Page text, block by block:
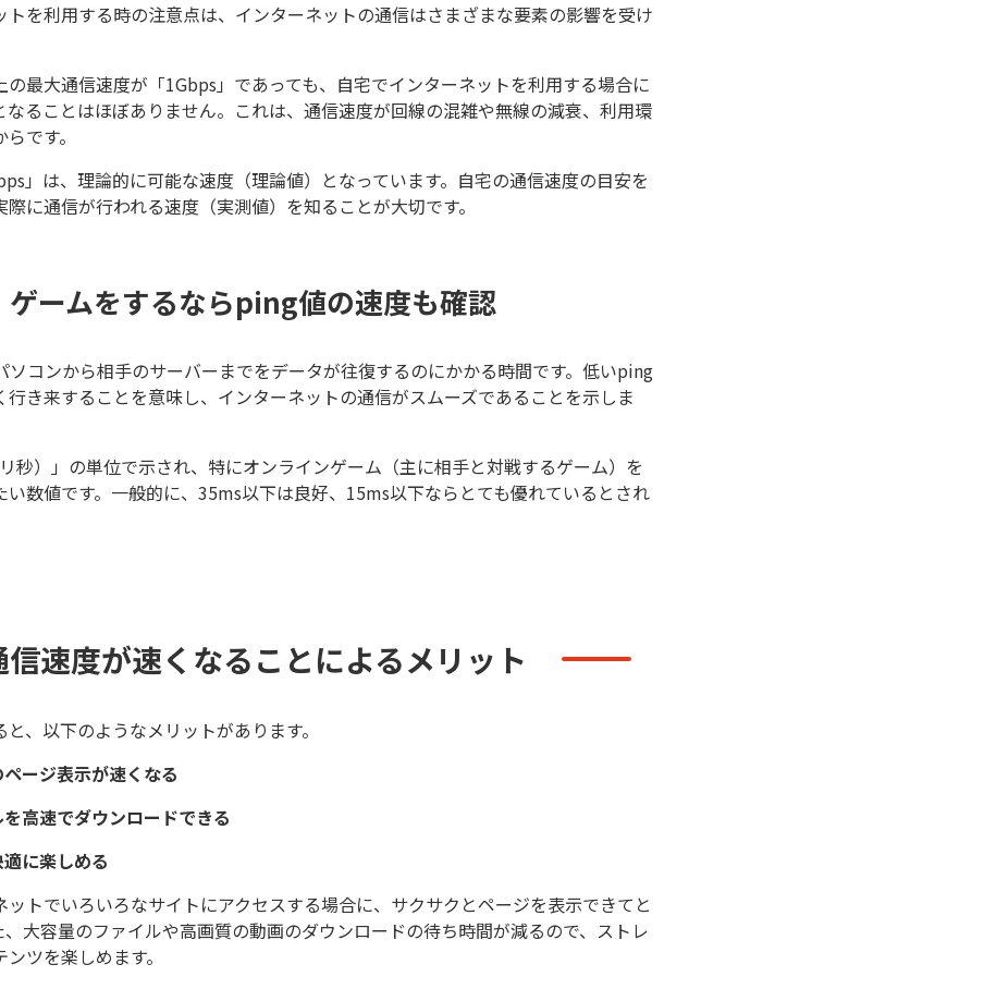
トを利用する時の注意点は、インターネットの通信はさまざまな要素の影響を受け
の最大通信速度が「1Gbps」であっても、自宅でインターネットを利用する場合に
ることはほぼありません。これは、通信速度が回線の混雑や無線の減衰、利用環
です。
」は、理論的に可能な速度（理論値）となっています。自宅の通信速度の目安を
に通信が行われる速度（実測値）を知ることが大切です。
ゲームをするならping値の速度も確認
ソコンから相手のサーバーまでをデータが往復するのにかかる時間です。低いping
行き来することを意味し、インターネットの通信がスムーズであることを示しま
秒）」の単位で示され、特にオンラインゲーム（主に相手と対戦するゲーム）を
い数値です。一般的に、35ms以下は良好、15ms以下ならとても優れているとされ
信速度が速くなることによるメリット
、以下のようなメリットがあります。
ージ表示が速くなる
高速でダウンロードできる
に楽しめる
トでいろいろなサイトにアクセスする場合に、サクサクとページを表示できてと
、大容量のファイルや高画質の動画のダウンロードの待ち時間が減るので、ストレ
ツを楽しめます。